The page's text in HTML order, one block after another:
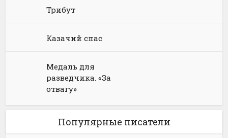
Трибут
Казачий спас
Медаль для
разведчика. «За
отвагу»
Популярные писатели